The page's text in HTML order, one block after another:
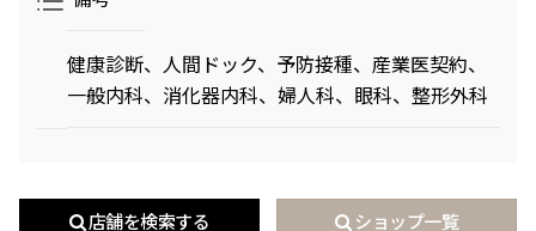
健康診断、人間ドック、予防接種、産業医契約、
一般内科、消化器内科、婦人科、眼科、整形外科
店舗を検索する ショップ一覧